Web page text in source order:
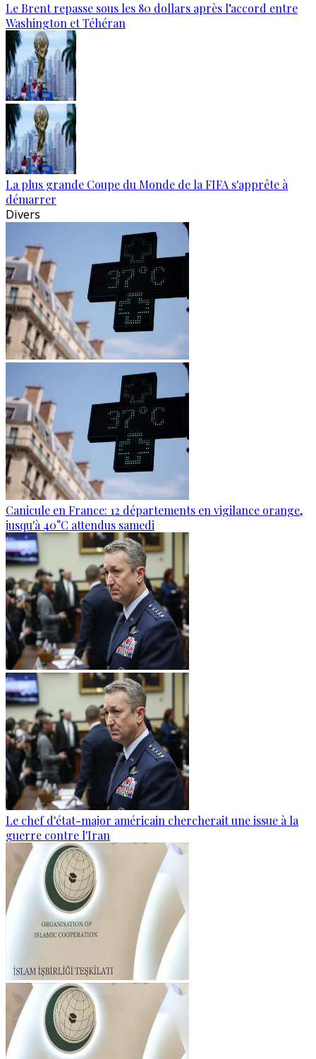
Le Brent repasse sous les 80 dollars après l’accord entre
Washington et Téhéran
La plus grande Coupe du Monde de la FIFA s'apprête à
démarrer
Divers
Canicule en France: 12 départements en vigilance orange,
jusqu'à 40°C attendus samedi
Le chef d'état-major américain chercherait une issue à la
guerre contre l'Iran